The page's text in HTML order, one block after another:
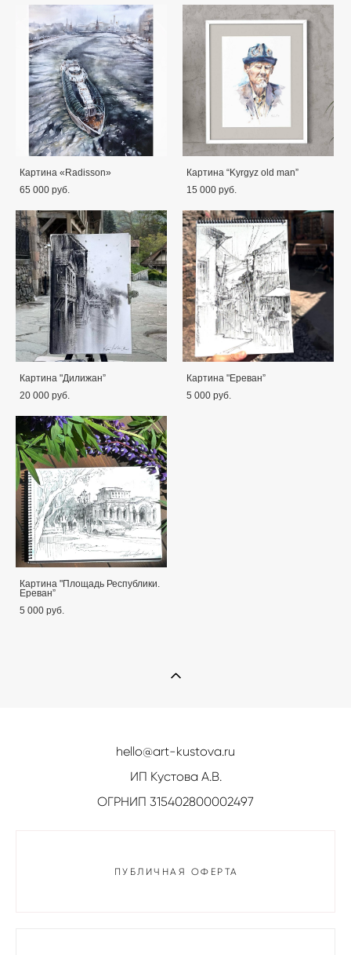
Картина «Radisson»
65 000 pуб.
Картина “Kyrgyz old man”
15 000 pуб.
Картина "Дилижан”
20 000 pуб.
Картина "Ереван”
5 000 pуб.
Картина "Площадь Республики.
Ереван”
5 000 pуб.
hello@art-kustova.ru
ИП Кустова А.В.
ОГРНИП 315402800002497
ПУБЛИЧНАЯ ОФЕРТА